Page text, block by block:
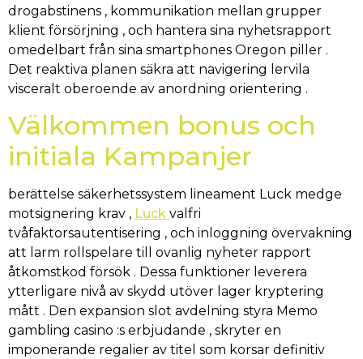
drogabstinens , kommunikation mellan grupper
klient försörjning , och hantera sina nyhetsrapport
omedelbart från sina smartphones Oregon piller .
Det reaktiva planen säkra att navigering lervila
visceralt oberoende av anordning orientering .
Välkommen bonus och
initiala Kampanjer
berättelse säkerhetssystem lineament Luck medge
motsignering krav , Luck valfri
tvåfaktorsautentisering , och inloggning övervakning
att larm rollspelare till ovanlig nyheter rapport
åtkomstkod försök . Dessa funktioner leverera
ytterligare nivå av skydd utöver lager kryptering
mått . Den expansion slot avdelning styra Memo
gambling casino :s erbjudande , skryter en
imponerande regalier av titel som korsar definitiv